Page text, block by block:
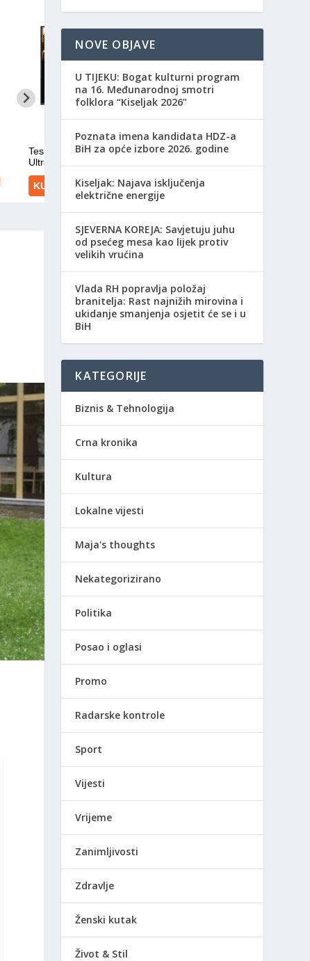
NOVE OBJAVE
​U TIJEKU: Bogat kulturni program
na 16. Međunarodnoj smotri
folklora “Kiseljak 2026”
Poznata imena kandidata HDZ-a
BiH za opće izbore 2026. godine
Kiseljak: Najava isključenja
električne energije
SJEVERNA KOREJA: Savjetuju juhu
od psećeg mesa kao lijek protiv
velikih vrućina
Vlada RH popravlja položaj
branitelja: Rast najnižih mirovina i
ukidanje smanjenja osjetit će se i u
BiH
KATEGORIJE
Biznis & Tehnologija
Crna kronika
Kultura
Lokalne vijesti
Maja's thoughts
Nekategorizirano
Politika
Posao i oglasi
Promo
Radarske kontrole
Sport
Vijesti
Vrijeme
Zanimljivosti
Zdravlje
Ženski kutak
Život & Stil